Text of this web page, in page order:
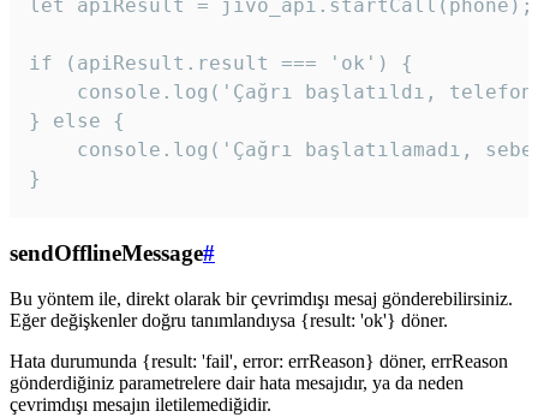
let apiResult = jivo_api.startCall(phone);
if (apiResult.result === 'ok') {
console.log('Çağrı başlatıldı,
} else {
console.log('Çağrı başlatılamadı,
}
sendOfflineMessage#
Bu yöntem ile, direkt olarak bir çevrimdışı mesaj gönderebilirsiniz.
Eğer değişkenler doğru tanımlandıysa {result: 'ok'} döner.
Hata durumunda {result: 'fail', error: errReason} döner, errReason
gönderdiğiniz parametrelere dair hata mesajıdır, ya da neden
çevrimdışı mesajın iletilemediğidir.